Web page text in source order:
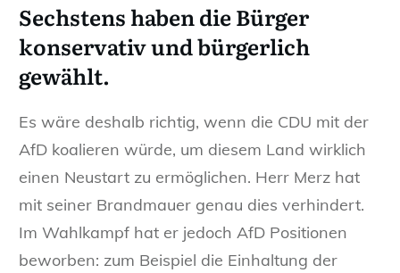
Sechstens haben die Bürger
konservativ und bürgerlich
gewählt.
Es wäre deshalb richtig, wenn die CDU mit der
AfD koalieren würde, um diesem Land wirklich
einen Neustart zu ermöglichen. Herr Merz hat
mit seiner Brandmauer genau dies verhindert.
Im Wahlkampf hat er jedoch AfD Positionen
beworben: zum Beispiel die Einhaltung der